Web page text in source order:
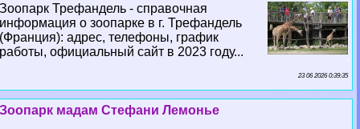
Зоопарк Трефандель - справочная
информация о зоопарке в г. Трефандель
(Франция): адрес, телефоны, график
работы, официальный сайт в 2023 году...
23 06 2026 0:39:35
Зоопарк мадам Стефани Лемонье